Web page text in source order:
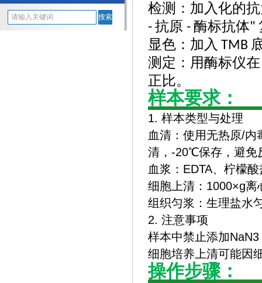
检测：加入化的
- 抗原 - 酶标抗体"
显色：加入 TMB
测定：用酶标仪在
正比。
样本要求：
1. 样本类型与处理
血清‌：使用无热原/
清，-20℃保存，避免
血浆‌：EDTA、柠檬
细胞上清‌：1000×g
组织匀浆‌：生理盐水
2. 注意事项
样本中禁止添加
细胞培养上清可能因
操作步骤：